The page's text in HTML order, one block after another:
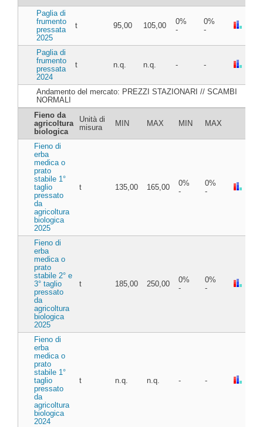
Paglia di
frumento
pressata
2025
t 95,00 105,00
0%
-
0%
-
Paglia di
frumento
pressata
2024
t n.q. n.q. - -
Andamento del mercato: PREZZI STAZIONARI // SCAMBI
NORMALI
Fieno da
agricoltura
biologica
Unità di
misura
MIN MAX MIN MAX
Fieno di
erba
medica o
prato
stabile 1°
taglio
pressato
da
agricoltura
biologica
2025
t 135,00 165,00
0%
-
0%
-
Fieno di
erba
medica o
prato
stabile 2° e
3° taglio
pressato
da
agricoltura
biologica
2025
t 185,00 250,00
0%
-
0%
-
Fieno di
erba
medica o
prato
stabile 1°
taglio
pressato
da
agricoltura
biologica
2024
t n.q. n.q. - -